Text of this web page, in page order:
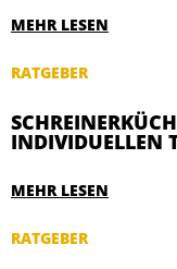
MEHR LESEN
RATGEBER
INDIVIDUELLEN
MEHR LESEN
RATGEBER